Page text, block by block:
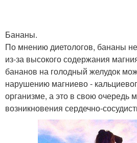
Бананы.
По мнению диетологов, бананы
из-за высокого содержания
бананов на голодный желудок
нарушению магниево -
организме, а это в свою очередь
возникновения сердечно-